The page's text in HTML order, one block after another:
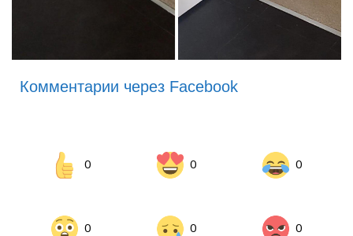
Комментарии через Facebook
0 0 0
0 0 0